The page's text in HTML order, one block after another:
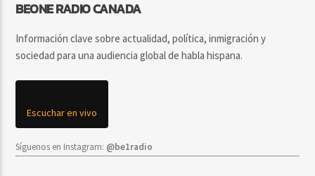
BEONE RADIO CANADA
Información clave sobre actualidad, política, inmigración y
sociedad para una audiencia global de habla hispana.
Escuchar en vivo
Síguenos en Instagram: @be1radio